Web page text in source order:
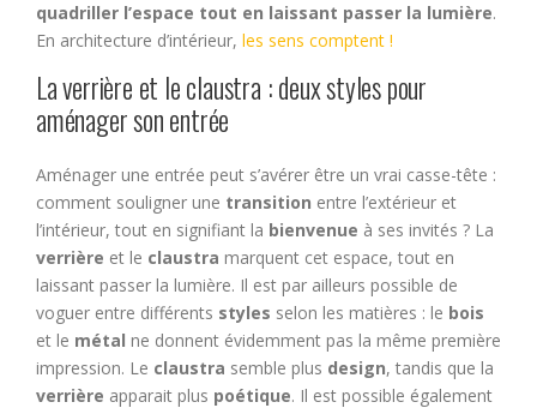
quadriller l’espace tout en laissant passer la lumière.
En architecture d’intérieur, les sens comptent !
La verrière et le claustra : deux styles pour
aménager son entrée
Aménager une entrée peut s’avérer être un vrai casse-tête :
comment souligner une transition entre l’extérieur et
l’intérieur, tout en signifiant la bienvenue à ses invités ? La
verrière et le claustra marquent cet espace, tout en
laissant passer la lumière. Il est par ailleurs possible de
voguer entre différents styles selon les matières : le bois
et le métal ne donnent évidemment pas la même première
impression. Le claustra semble plus design, tandis que la
verrière apparait plus poétique. Il est possible également